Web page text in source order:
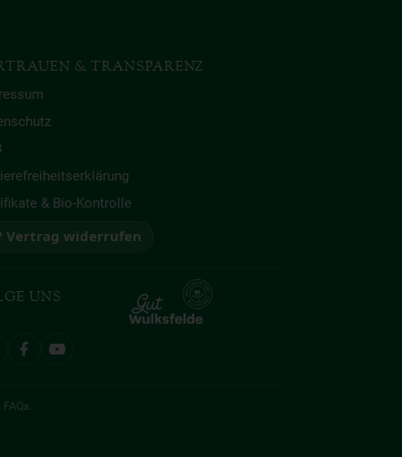
& TRANSPARENZ
& Bio-Kontrolle
Vertrag widerrufen
UNS
FAQs